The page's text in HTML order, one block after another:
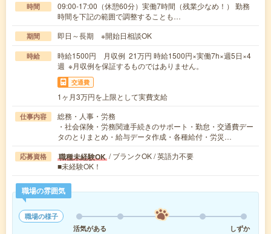
時間
09:00-17:00（休憩60分）実働7時間（残業少なめ！） 勤務
時間を下記の範囲で調整することも…
期間 即日～長期 ※開始日相談OK
時給
時給1500円 月収例 21万円 時給1500円×実働7h×週5日×4
週 ※月収例を保証するものではありません。
交通費
1ヶ月3万円を上限として実費支給
仕事内容
総務・人事・労務
・社会保険・労務関連手続きのサポート・勤怠・交通費デー
タのとりまとめ・給与データ作成・各種給付・労災…
応募資格 職種未経験OK / ブランクOK / 英語力不要
■未経験OK！
職場の雰囲気
職場の様子
活気がある
しずか